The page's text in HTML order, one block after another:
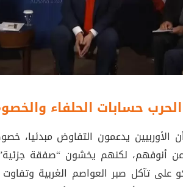
حسابات الحلفاء
الأوربيين يدعمون التفاوض مبدئيا،
أنوفهم، لكنهم يخشون “صفقة جزئية”
على تآكل صبر العواصم الغربية